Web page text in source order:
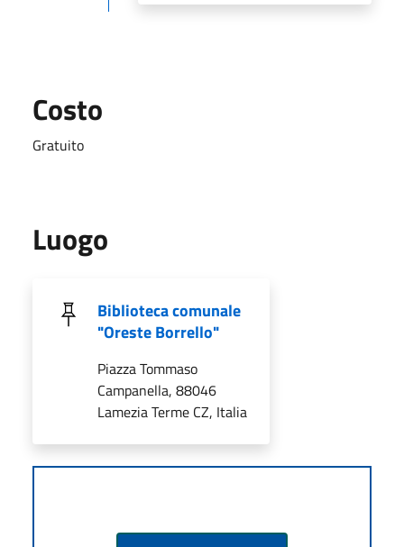
Costo
Gratuito
Luogo
Biblioteca comunale
"Oreste Borrello"
Piazza Tommaso
Campanella, 88046
Lamezia Terme CZ, Italia